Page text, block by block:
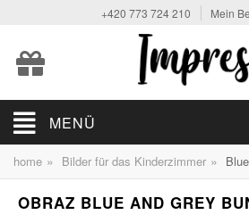
+420 773 724 210 Mein
MENÜ
home » Bilder für das Kinderzimmer »
OBRAZ BLUE AND GREY